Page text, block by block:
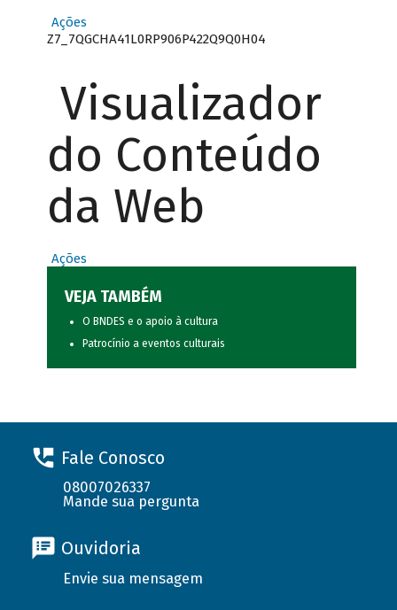
Ações
Z7_7QGCHA41L0RP906P422Q9Q0H04
Visualizador
do Conteúdo
da Web
Ações
VEJA TAMBÉM
O BNDES e o apoio à cultura
Patrocínio a eventos culturais
Fale Conosco
08007026337
Mande sua pergunta
Ouvidoria
Envie sua mensagem